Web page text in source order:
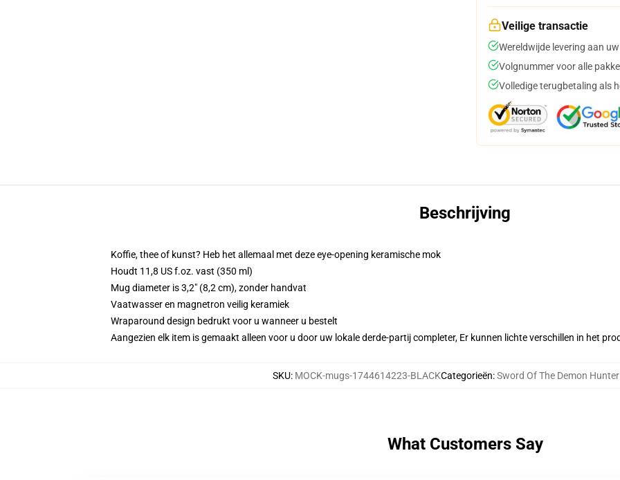
Veilige transactie
Wereldwijde levering aan
Volgnummer voor alle
Volledige terugbetaling als
Beschrijving
Koffie, thee of kunst? Heb het allemaal met deze eye-opening keramische mok
Houdt 11,8 US f.oz. vast (350 ml)
Mug diameter is 3,2" (8,2 cm), zonder handvat
Vaatwasser en magnetron veilig keramiek
Wraparound design bedrukt voor u wanneer u bestelt
Aangezien elk item is gemaakt alleen voor u door uw lokale derde-partij completer, Er kunnen lichte verschillen in het
SKU: MOCK-mugs-1744614223-BLACKCategorieën:Sword Of The Demon
What Customers Say